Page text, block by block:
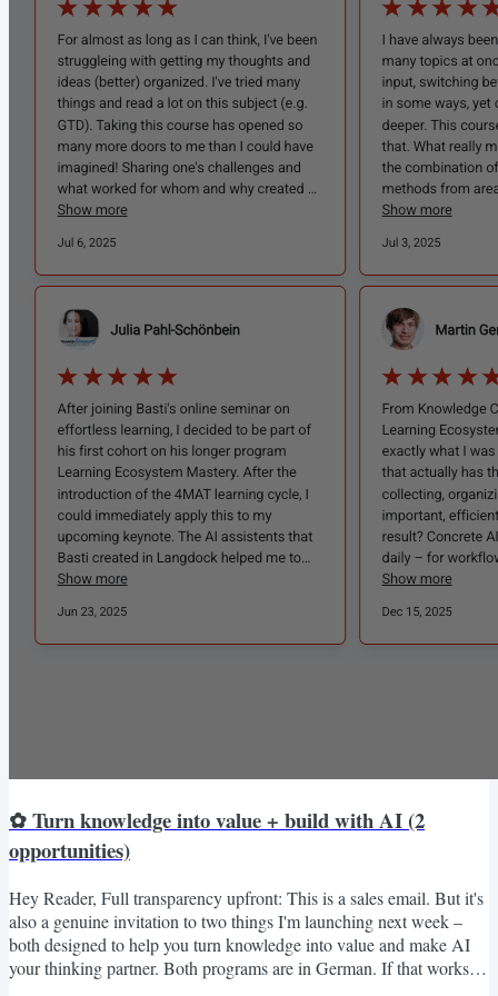
✿ Turn knowledge into value + build with AI (2
opportunities)
Hey Reader, Full transparency upfront: This is a sales email. But it's
also a genuine invitation to two things I'm launching next week –
both designed to help you turn knowledge into value and make AI
your thinking partner. Both programs are in German. If that works